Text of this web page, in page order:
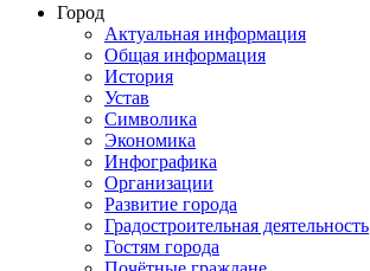
Город
Актуальная информация
Общая информация
История
Устав
Символика
Экономика
Инфографика
Организации
Развитие города
Градостроительная деятельность
Гостям города